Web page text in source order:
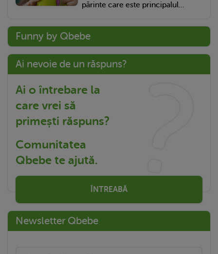
părinte care este principalul...
Funny by Qbebe
Ai nevoie de un răspuns?
Ai o întrebare la
care vrei să
primești răspuns?
Comunitatea
Qbebe te ajută.
ÎNTREABĂ
Newsletter Qbebe